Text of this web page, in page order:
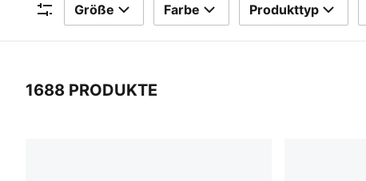
Filter
Größe Farbe Produkttyp
1688 PRODUKTE